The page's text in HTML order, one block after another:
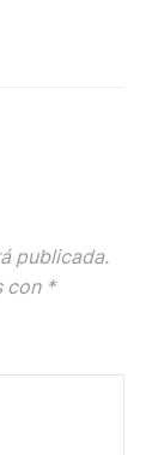
publicada.
con *